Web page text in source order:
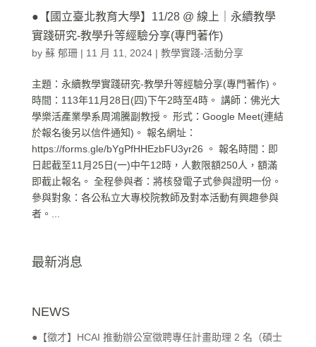
●【國立臺北教育大學】11/28 @ 線上｜永續教學
實踐研究-教學升等經驗分享(專門著作)
by 蘇 郁珊| 11 月 11, 2024| 教學實踐-活動分享
主題：永續教學實踐研究-教學升等經驗分享(專門著作)。
時間：113年11月28日(四)下午2時至4時。 講師：佛光大
學樂活產業學系周鴻騰副教授。 形式：Google Meet(連結
於報名後另以信件通知)。 報名網址：
https://forms.gle/bYgPfHHEzbFU3yr26 。 報名時間：即
日起截至11月25日(一)中午12時，人數限額250人，額滿
即截止報名。 全程參與者：將核發電子式參與證明一份。
參與對象：各公私立大專校院教師及對本活動有興趣參與
者。...
最新消息
NEWS
●【徵才】HCAI 推動辦公室徵聘專任計畫助理 2 名（碩士